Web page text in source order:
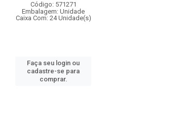
Código: 571271
Embalagem: Unidade
Caixa Com: 24 Unidade(s)
Faça seu login ou
cadastre-se para
comprar.